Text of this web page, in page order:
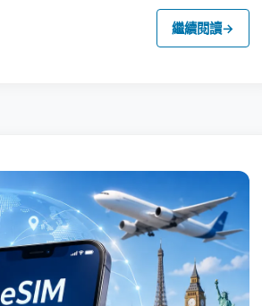
繼續閱讀→